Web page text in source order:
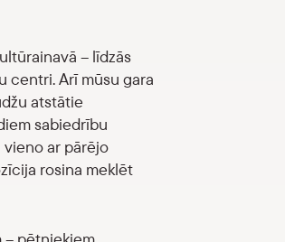
– līdzās
centri. Arī mūsu gara
atstātie
sabiedrību
vieno ar pārējo
rosina meklēt